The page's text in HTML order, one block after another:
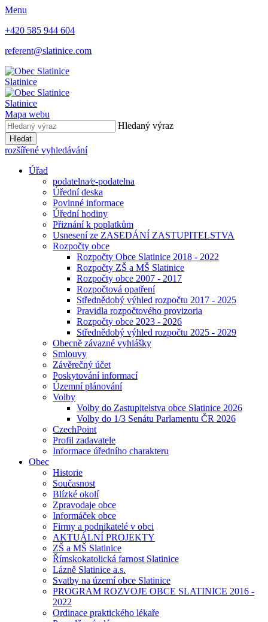
Menu
+420 585 944 604
referent@slatinice.com
Slatinice
Slatinice
Mapa webu
Hledaný výraz
Hledat
rozšířené vyhledávání
Úřad
podatelna⁄e-podatelna
Úřední deska
Povinné informace
Úřední hodiny
Přiznání k poplatkům
Usnesení ze ZASEDÁNÍ ZASTUPITELSTVA
Rozpočty obce
Rozpočty Obce Slatinice 2018 - 2022
Rozpočty ZŠ a MŠ Slatinice
Rozpočty obce 2007 - 2017
Rozpočtová opatření
Střednědobý výhled rozpočtu 2017 - 2025
Pravidla rozpočtového provizoria
Rozpočty obce 2023 - 2026
Střednědobý výhled rozpočtu 2025 - 2029
Obecně závazné vyhlášky
Smlouvy
Závěrečný účet
Poskytování informací
Územní plánování
Volby
Volby do Zastupitelstva obce Slatinice 2026
Volby do 1/3 Senátu Parlamentu ČR 2026
CzechPoint
Profil zadavatele
Informace úředního charakteru
Obec
Historie
Současnost
Blízké okolí
Zpravodaje obce
Informáček obce
Firmy a podnikatelé v obci
AKTUÁLNÍ PROJEKTY
ZŠ a MŠ Slatinice
Římskokatolická farnost Slatinice
Lázně Slatinice a.s.
Svatby na území obce Slatinice
PROGRAM ROZVOJE OBCE SLATINICE 2016 -
2022
Ordinace praktického lékaře